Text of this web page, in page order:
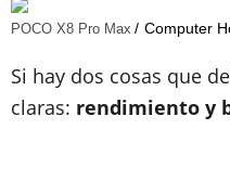
POCO X8 Pro Max Computer
Si hay dos cosas que
claras: rendimiento y